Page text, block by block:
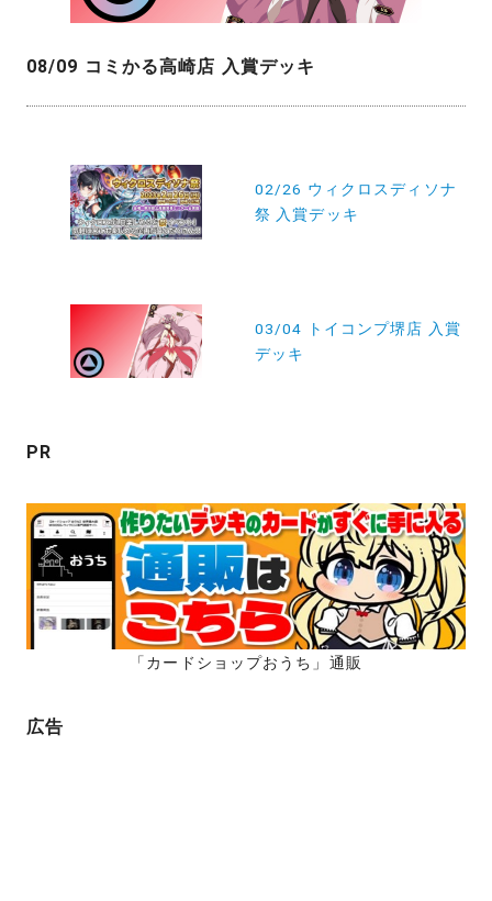
08/09 コミかる高崎店 入賞デッキ
ン
02/26 ウィクロスディソナ
祭 入賞デッキ
03/04 トイコンプ堺店 入賞
デッキ
PR
「カードショップおうち」通販
広告